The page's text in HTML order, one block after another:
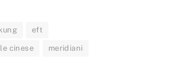
eft
cinese meridiani